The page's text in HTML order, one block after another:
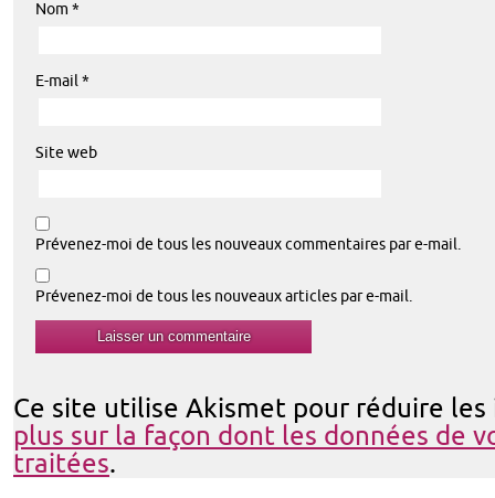
Nom *
E-mail *
Site web
Prévenez-moi de tous les nouveaux commentaires par e-mail.
Prévenez-moi de tous les nouveaux articles par e-mail.
Ce site utilise Akismet pour réduire
plus sur la façon dont les données de
traitées.